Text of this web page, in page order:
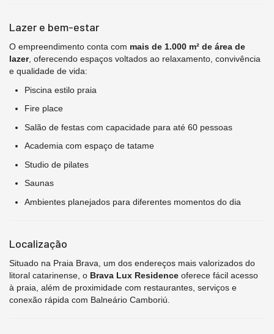
Lazer e bem-estar
O empreendimento conta com mais de 1.000 m² de área de
lazer, oferecendo espaços voltados ao relaxamento, convivência
e qualidade de vida:
Piscina estilo praia
Fire place
Salão de festas com capacidade para até 60 pessoas
Academia com espaço de tatame
Studio de pilates
Saunas
Ambientes planejados para diferentes momentos do dia
Localização
Situado na Praia Brava, um dos endereços mais valorizados do
litoral catarinense, o Brava Lux Residence oferece fácil acesso
à praia, além de proximidade com restaurantes, serviços e
conexão rápida com Balneário Camboriú.